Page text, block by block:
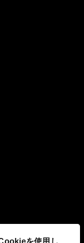
を使用し